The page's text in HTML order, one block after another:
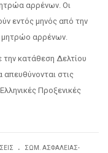
αρρένων. Οι
εντός μηνός από την
μητρώο αρρένων.
την κατάθεση Δελτίου
στις
Προξενικές
.
ΣΩΜ. ΑΣΦΑΛΕΊΑΣ-